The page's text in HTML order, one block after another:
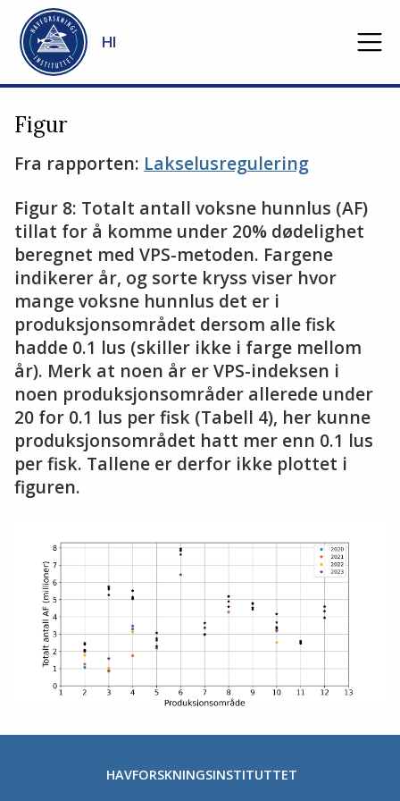
Gå til hovedinnhold
HI
Figur
Fra rapporten: Lakselusregulering
Figur 8: Totalt antall voksne hunnlus (AF)
tillat for å komme under 20% dødelighet
beregnet med VPS-metoden. Fargene
indikerer år, og sorte kryss viser hvor
mange voksne hunnlus det er i
produksjonsområdet dersom alle fisk
hadde 0.1 lus (skiller ikke i farge mellom
år). Merk at noen år er VPS-indeksen i
noen produksjonsområder allerede under
20 for 0.1 lus per fisk (Tabell 4), her kunne
produksjonsområdet hatt mer enn 0.1 lus
per fisk. Tallene er derfor ikke plottet i
figuren.
HAVFORSKNINGSINSTITUTTET